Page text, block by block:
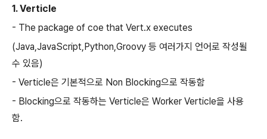
1. Verticle
- The package of coe that Vert.x executes
(Java,JavaScript,Python,Groovy 등 여러가지 언어로 작성될
수 있음)
- Verticle은 기본적으로 Non Blocking으로 작동함
- Blocking으로 작동하는 Verticle은 Worker Verticle을 사용
함.